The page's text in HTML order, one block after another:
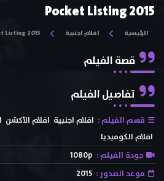
Pocket Listing 2015
الرئيسية افلام اجنبية Listing 2015
قصة الفيلم
تفاصيل الفيلم
قسم الفيلم : افلام اجنبية افلام الأكشن
افلام الكوميديا
جودة الفيلم : 1080p
موعد الصدور : 2015